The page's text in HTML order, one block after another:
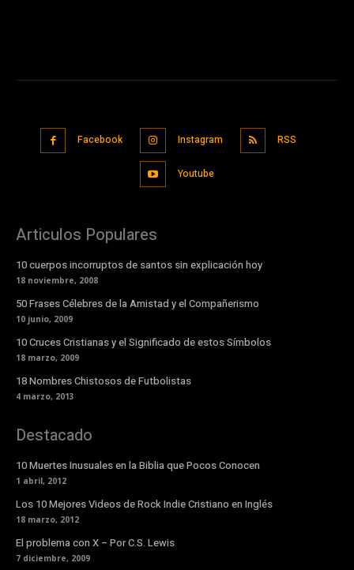
Facebook Instagram RSS
Youtube
Articulos Populares
10 cuerpos incorruptos de santos sin explicación hoy
18 noviembre, 2008
50 Frases Célebres de la Amistad y el Compañerismo
10 junio, 2009
10 Cruces Cristianas y el Significado de estos Símbolos
18 marzo, 2009
18 Nombres Chistosos de Futbolistas
4 marzo, 2013
Destacado
10 Muertes Inusuales en la Biblia que Pocos Conocen
1 abril, 2012
Los 10 Mejores Videos de Rock Indie Cristiano en Inglés
18 marzo, 2012
El problema con X – Por C.S. Lewis
7 diciembre, 2009